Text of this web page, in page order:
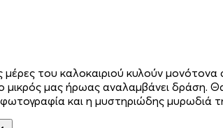
μέρες του καλοκαιριού κυλούν
μας ήρωας αναλαμβάνει δράση.
και η μυστηριώδης μυρωδιά